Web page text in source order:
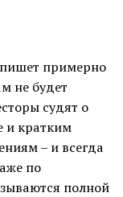
примерно
не будет
судят о
и кратким
– и всегда
по
полной